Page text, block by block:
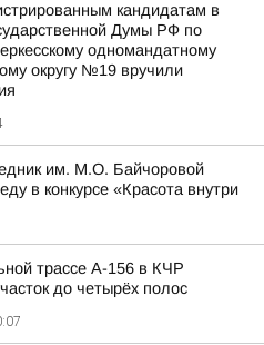
кандидатам в
Думы РФ по
одномандатному
округу №19 вручили
им. М.О. Байчоровой
в конкурсе «Красота внутри
трассе А-156 в КЧР
до четырёх полос